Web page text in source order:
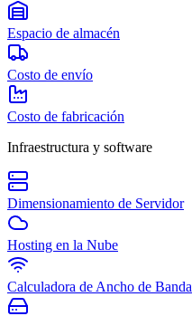
Espacio de almacén
Costo de envío
Costo de fabricación
Infraestructura y software
Dimensionamiento de Servidor
Hosting en la Nube
Calculadora de Ancho de Banda